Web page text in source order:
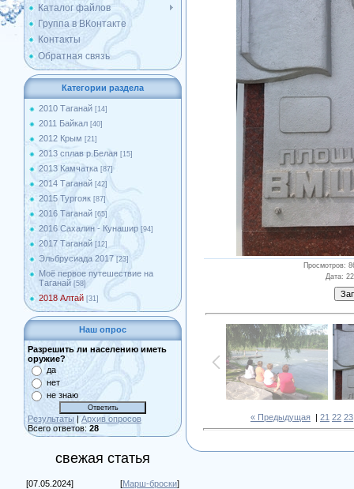
Каталог файлов
Группа в ВКонтакте
Контакты
Обратная связь
Категории раздела
2010 Таганай [14]
2011 Байкал [40]
2012 Крым [21]
2013 сплав р.Белая [15]
2013 Камчатка [87]
2014 Таганай [42]
2015 Тургояк [87]
2016 Таганай [65]
2016 Сахалин - Кунашир [94]
2017 Таганай [12]
Эльбрусиада 2017 [23]
Моё первое путешествие на
Таганай [58]
2018 Алтай [31]
Наш опрос
Разрешить ли населению иметь
оружие?
да
нет
не знаю
Результаты | Архив опросов
Всего ответов: 28
свежая статья
[07.05.2024] [Марш-броски]
Просмотров:
Дата:
« Предыдущая | 21 22 23